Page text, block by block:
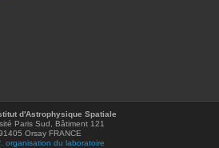
d'Astrophysique Spatiale
Paris Sud, Bâtiment 121
Orsay FRANCE
organisation du laboratoire